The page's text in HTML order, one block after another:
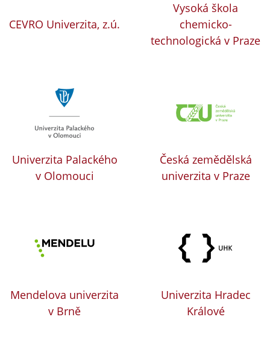
CEVRO Univerzita, z.ú.
Vysoká škola
chemicko-
technologická v Praze
Univerzita Palackého
v Olomouci
Česká zemědělská
univerzita v Praze
Mendelova univerzita
v Brně
Univerzita Hradec
Králové